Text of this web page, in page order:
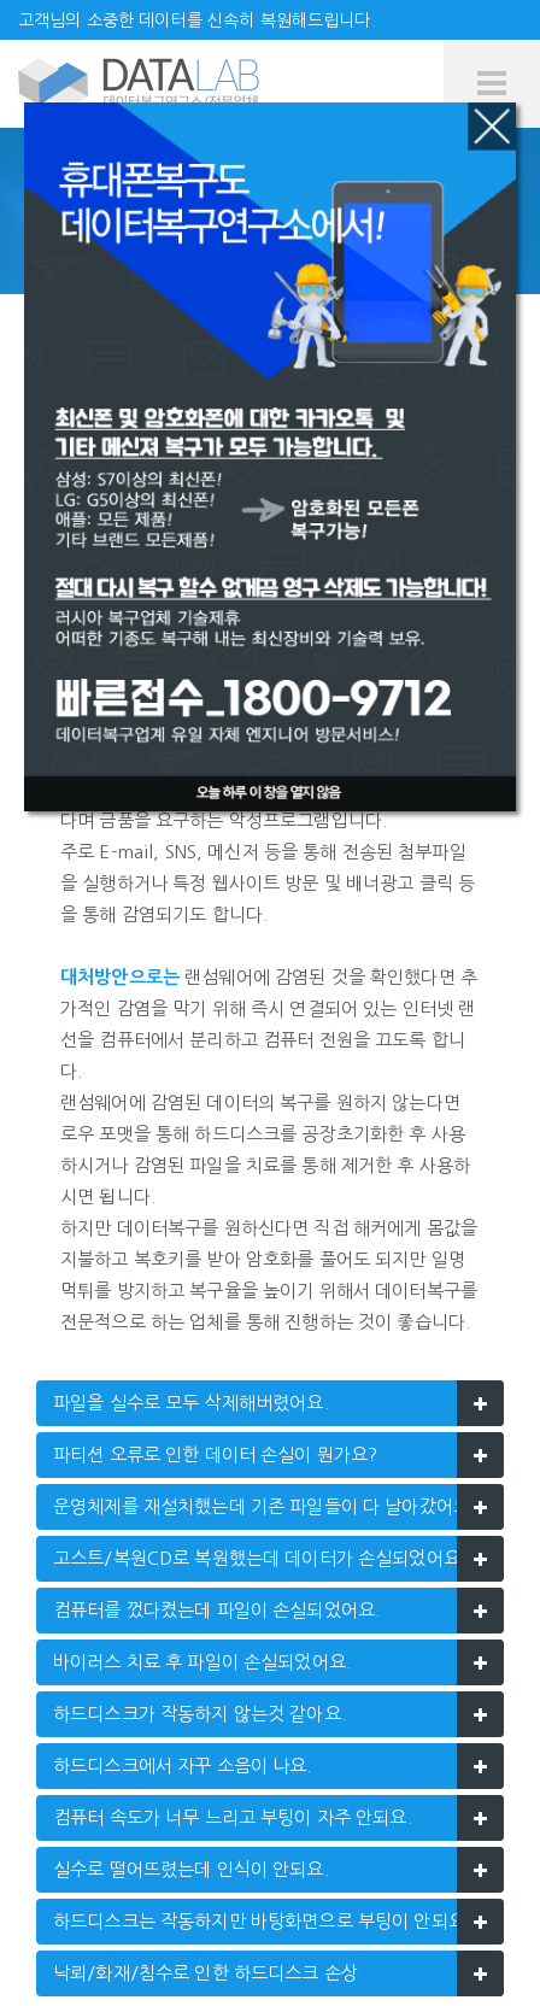
고객님의 소중한 데이터를 신속히 복원해드립니다.
복구의뢰 HOME 복구의뢰
복구의뢰
담당기사가 신속히 연락드립니다.
랜섬웨어에 감염된 것 같아요.
는 Ware의 합성어로 사용자 컴퓨터 내에 침입하여 중
요 문서 및 이미지, 동영상 등의 파일에 복잡한 알고리
을 지불하면 암호를 해독할 수 있는 복호키를 전송해 준
다며 금품을 요구하는 악성프로그램입니다.
주로 E-mail, SNS, 메신저 등을 통해 전송된 첨부파일
을 실행하거나 특정 웹사이트 방문 및 배너광고 클릭 등
을 통해 감염되기도 합니다.
대처방안으로는랜섬웨어에 감염된 것을 확인했다면 추
가적인 감염을 막기 위해 즉시 연결되어 있는 인터넷 랜
선을 컴퓨터에서 분리하고 컴퓨터 전원을 끄도록 합니
다.
랜섬웨어에 감염된 데이터의 복구를 원하지 않는다면
로우 포맷을 통해 하드디스크를 공장초기화한 후 사용
하시거나 감염된 파일을 치료를 통해 제거한 후 사용하
시면 됩니다.
하지만 데이터복구를 원하신다면 직접 해커에게 몸값을
지불하고 복호키를 받아 암호화를 풀어도 되지만 일명
먹튀를 방지하고 복구율을 높이기 위해서 데이터복구를
전문적으로 하는 업체를 통해 진행하는 것이 좋습니다.
파일을 실수로 모두 삭제해버렸어요.
파티션 오류로 인한 데이터 손실이 뭔가요?
운영체제를 재설치했는데 기존 파일들이 다 날아갔어요.
고스트/복원CD로 복원했는데 데이터가 손실되었어요.
컴퓨터를 껐다켰는데 파일이 손실되었어요.
바이러스 치료 후 파일이 손실되었어요.
하드디스크가 작동하지 않는것 같아요.
하드디스크에서 자꾸 소음이 나요.
컴퓨터 속도가 너무 느리고 부팅이 자주 안되요.
실수로 떨어뜨렸는데 인식이 안되요.
하드디스크는 작동하지만 바탕화면으로 부팅이 안되요.
낙뢰/화재/침수로 인한 하드디스크 손상